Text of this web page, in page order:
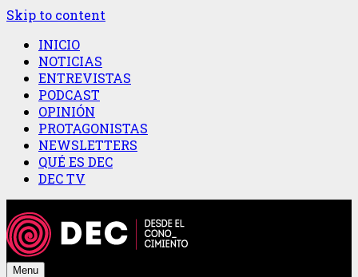
Skip to content
INICIO
NOTICIAS
ENTREVISTAS
PODCAST
OPINIÓN
PROTAGONISTAS
NEWSLETTERS
QUÉ ES DEC
DEC TV
Menu